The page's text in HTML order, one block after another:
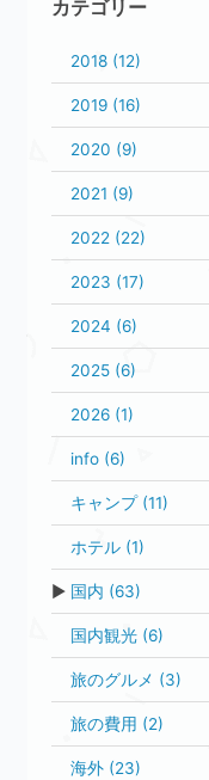
カテゴリー
2018 (12)
2019 (16)
2020 (9)
2021 (9)
2022 (22)
2023 (17)
2024 (6)
2025 (6)
2026 (1)
info (6)
キャンプ (11)
ホテル (1)
▶ 国内 (63)
国内観光 (6)
旅のグルメ (3)
旅の費用 (2)
海外 (23)